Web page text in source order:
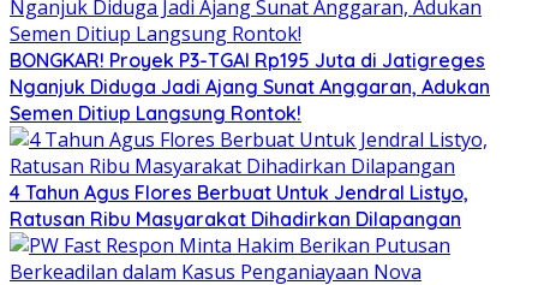
BONGKAR! Proyek P3-TGAI Rp195 Juta di Jatigreges
Nganjuk Diduga Jadi Ajang Sunat Anggaran, Adukan
Semen Ditiup Langsung Rontok!
4 Tahun Agus Flores Berbuat Untuk Jendral Listyo,
Ratusan Ribu Masyarakat Dihadirkan Dilapangan